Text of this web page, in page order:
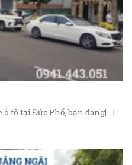
tô tại Đức Phổ, bạn đang[...]